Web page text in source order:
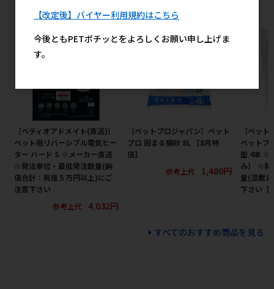
［ペティオアドメイト(直送)］
ペット用リバーシブル電気ヒー
ター ハード S ※メーカー直送
※発注単位・最低発注数量(納
価合計：税抜５万円以上)にご
注意下さい
参考上代
4,032円
［ペットプロジャパン］ペット
プロ 固まる猫砂 8L 【8月特
価】
参考上代
1,480円
［ペッ
ペットプ
型 4本 ※
み） ※発
量(混載
下さい【
すべてのおすすめ商品を見る
【改定後】バイヤー利用規約はこちら
今後ともPETポチッとをよろしくお願い申し上げま
す。